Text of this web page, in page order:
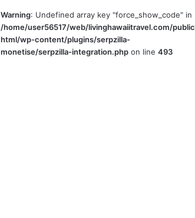
Warning: Undefined array key "force_show_code" in
/home/user56517/web/livinghawaiitravel.com/public_
html/wp-content/plugins/serpzilla-
monetise/serpzilla-integration.php on line493